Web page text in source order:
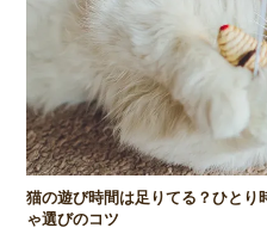
猫の遊び時間は足りてる？ひとり
ゃ選びのコツ